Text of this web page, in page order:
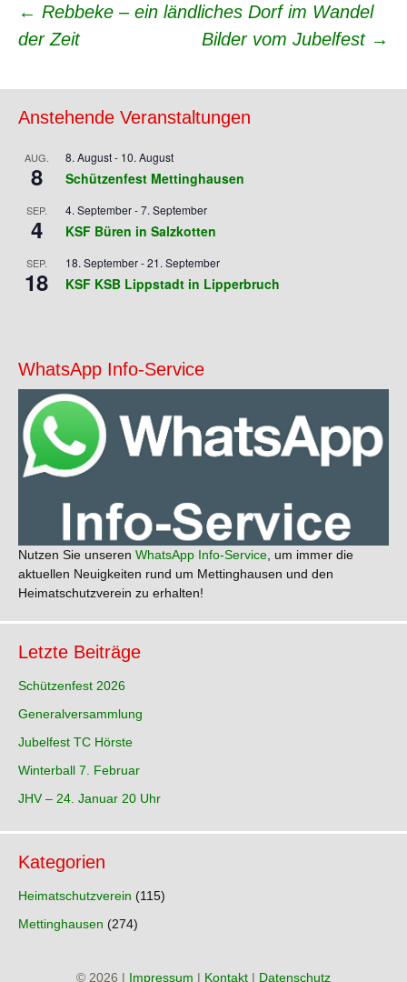
Beitrags-
← Rebbeke – ein ländliches Dorf im Wandel
der Zeit
Bilder vom Jubelfest →
Anstehende Veranstaltungen
AUG.
8
8. August- 10. August
Schützenfest Mettinghausen
SEP.
4
4. September-7. September
KSF Büren in Salzkotten
SEP.
18
18. September-21. September
KSF KSB Lippstadt in Lipperbruch
WhatsApp Info-Service
Nutzen Sie unseren WhatsApp Info-Service , um immer die
aktuellen Neuigkeiten rund um Mettinghausen und den
Heimatschutzverein zu erhalten!
Letzte Beiträge
Schützenfest 2026
Generalversammlung
Jubelfest TC Hörste
Winterball 7. Februar
JHV – 24. Januar 20 Uhr
Kategorien
Heimatschutzverein (115)
Mettinghausen (274)
© 2026 | Impressum | Kontakt | Datenschutz